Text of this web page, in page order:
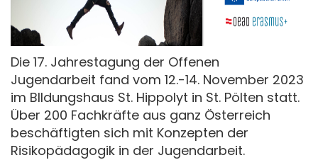
Die 17. Jahrestagung der Offenen
Jugendarbeit fand vom 12.-14. November 2023
im BIldungshaus St. Hippolyt in St. Pölten statt.
Über 200 Fachkräfte aus ganz Österreich
beschäftigten sich mit Konzepten der
Risikopädagogik in der Jugendarbeit.